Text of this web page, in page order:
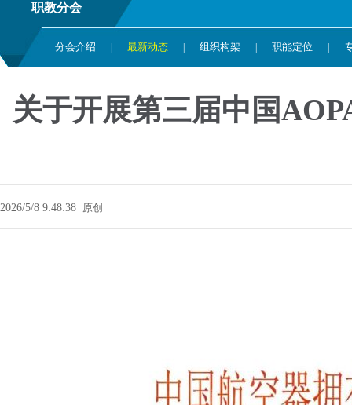
职教分会
分会介绍 最新动态 组织构架 职能定位
关于开展第三届中国
2026/5/8 9:48:38 原创